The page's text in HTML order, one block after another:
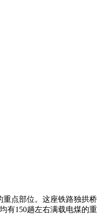
点部位。这座铁路独拱桥
有150趟左右满载电煤的重